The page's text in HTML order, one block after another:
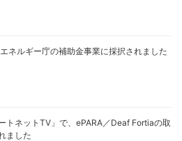
ネルギー庁の補助金事業に採択されました
トネットTV」で、ePARA／Deaf Fortiaの取
ました